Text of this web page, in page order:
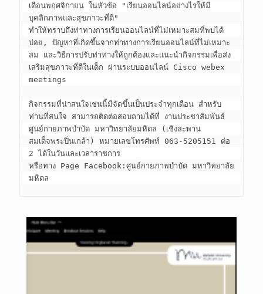
เดือนพฤศจิกายน ในหัวข้อ "เรียนออนไลน์อย่างไรให้มี
บุคลิกภาพและสุขภาวะที่ดี"
ทำให้ทราบถึงท่าทางการเรียนออนไลน์ที่ไม่เหมาะสมที่พบได้
บ่อย, ปัญหาที่เกิดขึ้นจากท่าทางการเรียนออนไลน์ที่ไม่เหมาะ
สม และวิธีการปรับท่าทางให้ถูกต้องและแนะนำกิจกรรมเพื่อส่ง
เสริมสุขภาวะที่ดีในเด็ก ผ่านระบบออนไลน์ Cisco webex
meetings
กิจกรรมที่น่าสนใจเช่นนี้มีจัดขึ้นเป็นประจำทุกเดือน สำหรับ
ท่านที่สนใจ สามารถติดต่อสอบถามได้ที่ งานประชาสัมพันธ์
ศูนย์กายภาพบำบัด มหาวิทยาลัยมหิดล (เชิงสะพาน
สมเด็จพระปิ่นเกล้า) หมายเลขโทรศัพท์ 063-5205151 ต่อ
2 ได้ในวันและเวลาราชการ
หรือทาง Page Facebook:ศูนย์กายภาพบำบัด มหาวิทยาลัย
มหิดล